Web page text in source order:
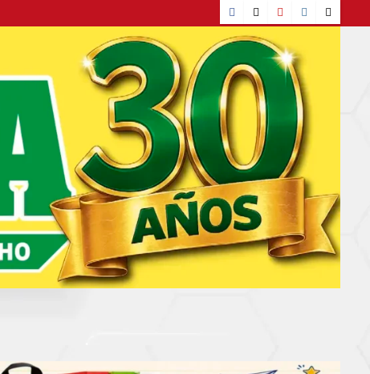
Facebook
TikTokYouTube
Instagram
X